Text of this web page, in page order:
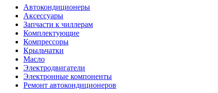
Автокондиционеры
Аксессуары
Запчасти к чиллерам
Комплектующие
Компрессоры
Крыльчатки
Масло
Электродвигатели
Электронные компоненты
Ремонт автокондиционеров